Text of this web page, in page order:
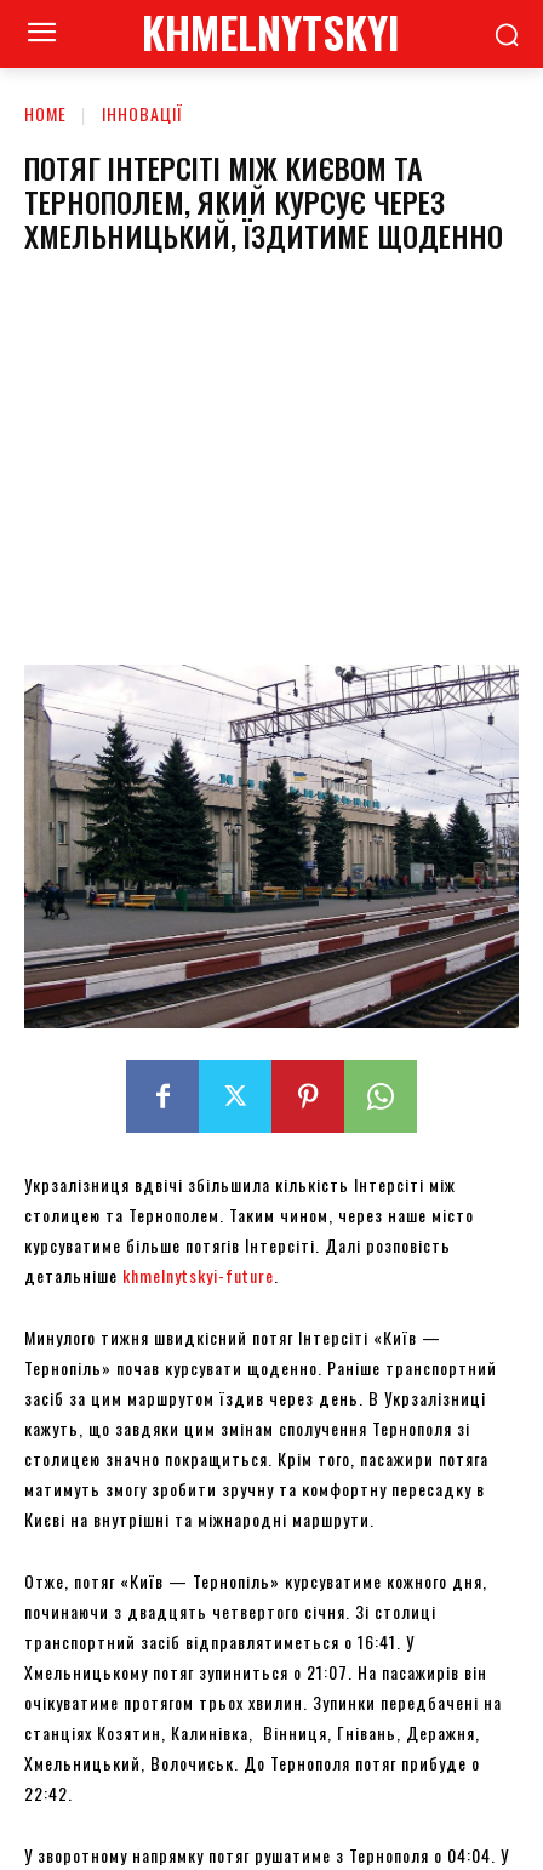
KHMELNYTSKYI
HOME ІННОВАЦІЇ
ПОТЯГ ІНТЕРСІТІ МІЖ КИЄВОМ ТА
ТЕРНОПОЛЕМ, ЯКИЙ КУРСУЄ ЧЕРЕЗ
ХМЕЛЬНИЦЬКИЙ, ЇЗДИТИМЕ ЩОДЕННО
Укрзалізниця вдвічі збільшила кількість Інтерсіті між
столицею та Тернополем. Таким чином, через наше місто
курсуватиме більше потягів Інтерсіті. Далі розповість
детальніше khmelnytskyi-future
Минулого тижня швидкісний потяг Інтерсіті «Київ —
Тернопіль» почав курсувати щоденно. Раніше транспортний
засіб за цим маршрутом їздив через день. В Укрзалізниці
кажуть, що завдяки цим змінам сполучення Тернополя зі
столицею значно покращиться. Крім того, пасажири потяга
матимуть змогу зробити зручну та комфортну пересадку в
Києві на внутрішні та міжнародні маршрути.
Отже, потяг «Київ — Тернопіль» курсуватиме кожного дня,
починаючи з двадцять четвертого січня. Зі столиці
транспортний засіб відправлятиметься о 16:41. У
Хмельницькому потяг зупиниться о 21:07. На пасажирів він
очікуватиме протягом трьох хвилин. Зупинки передбачені на
станціях Козятин, Калинівка, Вінниця, Гнівань, Деражня,
Хмельницький, Волочиськ. До Тернополя потяг прибуде о
22:42.
У зворотному напрямку потяг рушатиме з Тернополя о 04:04. У